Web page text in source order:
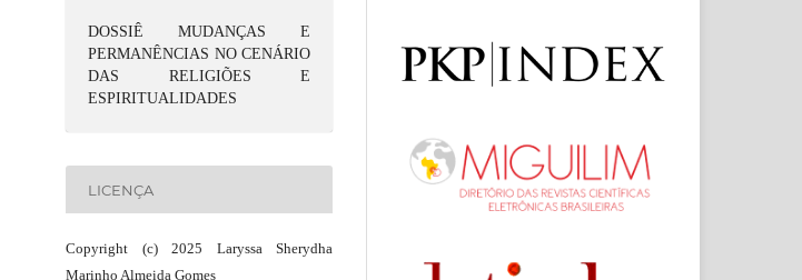
DOSSIÊ MUDANÇAS E
PERMANÊNCIAS NO CENÁRIO
DAS RELIGIÕES E
ESPIRITUALIDADES
LICENÇA
Copyright (c) 2025 Laryssa Sherydha
Marinho Almeida Gomes